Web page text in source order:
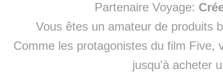
Partenaire Voyage:
Vous êtes un amateur de produits
Comme les protagonistes du film Five,
jusqu'à acheter